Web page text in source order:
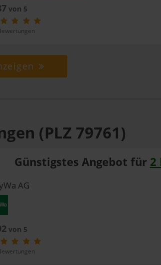
von 5
(PLZ 79761)
Günstigstes Angebot für 2
AG
von 5